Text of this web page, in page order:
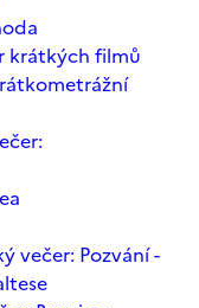
krátkých filmů
večer: Pozvání -